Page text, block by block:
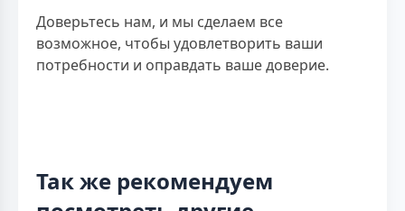
Доверьтесь нам, и мы сделаем все
возможное, чтобы удовлетворить ваши
потребности и оправдать ваше доверие.
Так же рекомендуем